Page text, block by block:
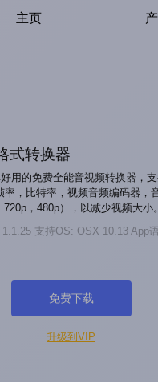
主页
式转换器
用的免费全能音视频转换器，
，比特率，视频音频编码器，
，480p），以减少视频大小。
支持OS: OSX 10.13 App
免费下载
升级到VIP